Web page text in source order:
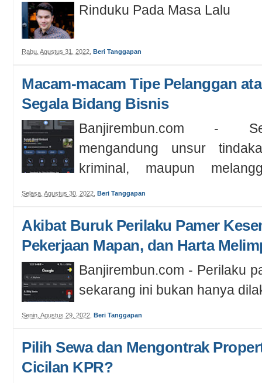
Rinduku Pada Masa Lalu
Rabu, Agustus 31, 2022 Beri Tanggapan
Macam-macam Tipe Pelanggan
Segala Bidang Bisnis
Banjirembun.com -
mengandung unsur
kriminal, maupun
sebenarnya perbuatan s...
Selasa, Agustus 30, 2022 Beri Tanggapan
Akibat Buruk Perilaku Pamer
Pekerjaan Mapan, dan Harta
Banjirembun.com - Perilaku
sekarang ini bukan hanya
reuni, bertamu/berkunjung,
Senin, Agustus 29, 2022 Beri Tanggapan
Pilih Sewa dan Mengontrak
Cicilan KPR?